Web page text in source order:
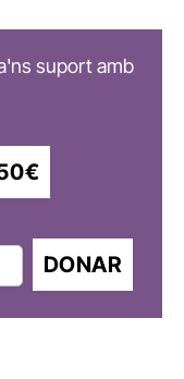
suport amb
DONAR